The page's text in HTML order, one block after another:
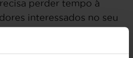
perder tempo à
interessados no seu